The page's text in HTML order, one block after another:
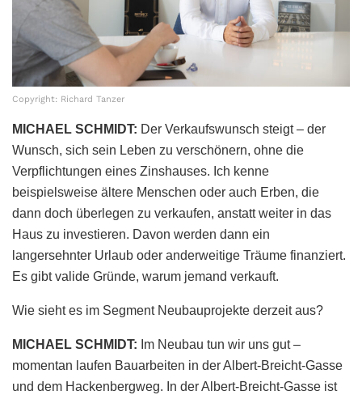
Copyright: Richard Tanzer
MICHAEL SCHMIDT: Der Verkaufswunsch steigt – der
Wunsch, sich sein Leben zu verschönern, ohne die
Verpflichtungen eines Zinshauses. Ich kenne
beispielsweise ältere Menschen oder auch Erben, die
dann doch überlegen zu verkaufen, anstatt weiter in das
Haus zu investieren. Davon werden dann ein
langersehnter Urlaub oder anderweitige Träume finanziert.
Es gibt valide Gründe, warum jemand verkauft.
Wie sieht es im Segment Neubauprojekte derzeit aus?
MICHAEL SCHMIDT: Im Neubau tun wir uns gut –
momentan laufen Bauarbeiten in der Albert-Breicht-Gasse
und dem Hackenbergweg. In der Albert-Breicht-Gasse ist